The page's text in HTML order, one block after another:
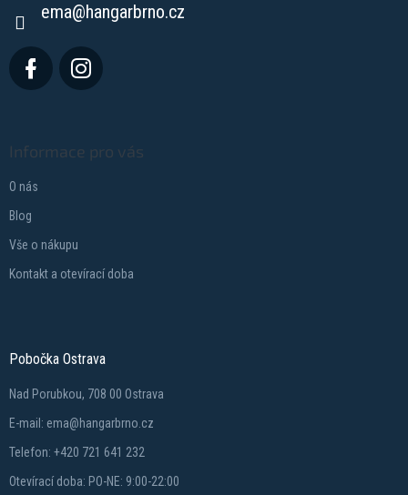
ema@hangarbrno.cz
Informace pro vás
O nás
Blog
Vše o nákupu
Kontakt a otevírací doba
Pobočka Ostrava
Nad Porubkou, 708 00 Ostrava
E-mail: ema@hangarbrno.cz
Telefon: +420 721 641 232
Otevírací doba: PO-NE: 9:00-22:00